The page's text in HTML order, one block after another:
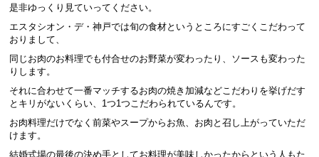
是非ゆっくり見ていってください。
エスタシオン・デ・神戸では旬の食材というところにすごくこだわって
おりまして、
同じお肉のお料理でも付合せのお野菜が変わったり、ソースも変わった
りします。
それに合わせて一番マッチするお肉の焼き加減などこだわりを挙げだす
とキリがないくらい、1つ1つこだわられているんです。
お肉料理だけでなく前菜やスープからお魚、お肉と召し上がっていただ
けます。
結婚式場の最後の決め手としてお料理が美味しかったからという人もた